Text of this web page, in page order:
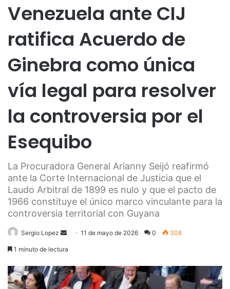
Venezuela ante CIJ
ratifica Acuerdo de
Ginebra como única
vía legal para resolver
la controversia por el
Esequibo
La Procuradora General Arianny Seijó reafirmó
ante la Corte Internacional de Justicia que el
Laudo Arbitral de 1899 es nulo y que el pacto de
1966 constituye el único marco vinculante para la
controversia territorial con Guyana
Sergio Lopez
Send11 de mayo de 2026 0 308
1 minuto de lectura